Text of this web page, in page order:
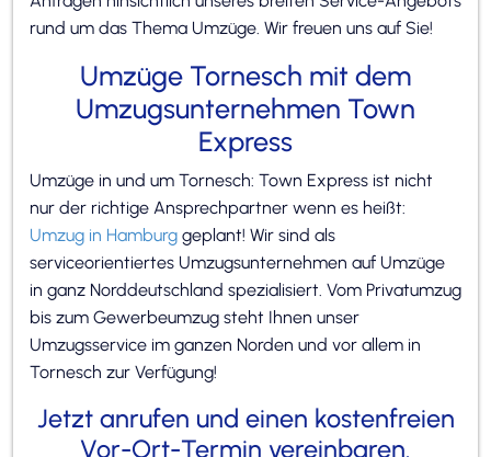
rund um das Thema Umzüge. Wir freuen uns auf Sie!
Umzüge Tornesch mit dem
Umzugsunternehmen Town
Express
Umzüge in und um Tornesch: Town Express ist nicht
nur der richtige Ansprechpartner wenn es heißt:
Umzug in Hamburg geplant! Wir sind als
serviceorientiertes Umzugsunternehmen auf Umzüge
in ganz Norddeutschland spezialisiert. Vom Privatumzug
bis zum Gewerbeumzug steht Ihnen unser
Umzugsservice im ganzen Norden und vor allem in
Tornesch zur Verfügung!
Jetzt anrufen und einen kostenfreien
Vor-Ort-Termin vereinbaren.